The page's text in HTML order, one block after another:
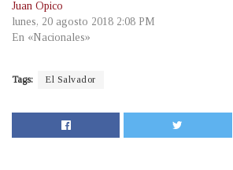
Juan Opico
lunes, 20 agosto 2018 2:08 PM
En «Nacionales»
Tags: El Salvador